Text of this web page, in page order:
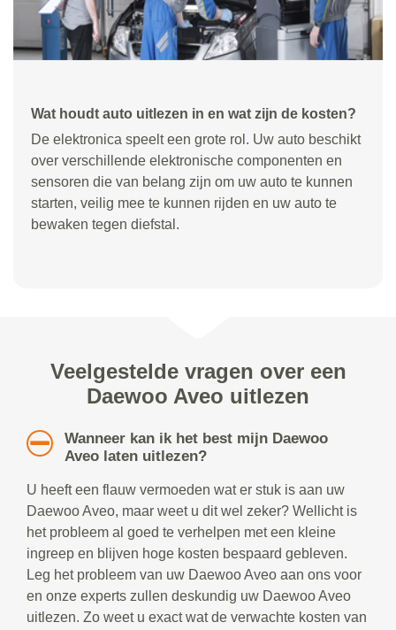
Wat houdt auto uitlezen in en wat zijn de kosten?
De elektronica speelt een grote rol. Uw auto beschikt
over verschillende elektronische componenten en
sensoren die van belang zijn om uw auto te kunnen
starten, veilig mee te kunnen rijden en uw auto te
bewaken tegen diefstal.
Veelgestelde vragen over een
Daewoo Aveo uitlezen
Wanneer kan ik het best mijn Daewoo
Aveo laten uitlezen?
U heeft een flauw vermoeden wat er stuk is aan uw
Daewoo Aveo, maar weet u dit wel zeker? Wellicht is
het probleem al goed te verhelpen met een kleine
ingreep en blijven hoge kosten bespaard gebleven.
Leg het probleem van uw Daewoo Aveo aan ons voor
en onze experts zullen deskundig uw Daewoo Aveo
uitlezen. Zo weet u exact wat de verwachte kosten van